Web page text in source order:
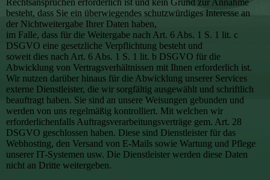
Rechtsansprüchen erforderlich ist und kein Grund zur Annahme
besteht, dass Sie ein überwiegendes schutzwürdiges Interesse an
der Nichtweitergabe Ihrer Daten haben,
im Falle, dass für die Weitergabe nach Art. 6 Abs. 1 S. 1 lit. c
DSGVO eine gesetzliche Verpflichtung besteht und
soweit dies nach Art. 6 Abs. 1 S. 1 lit. b DSGVO für die
Abwicklung von Vertragsverhältnissen mit Ihnen erforderlich ist.
Wir nutzen darüber hinaus für die Abwicklung unserer Services
externe Dienstleister, die wir sorgfältig ausgewählt und schriftlich
beauftragt haben. Sie sind an unsere Weisungen gebunden und
werden von uns regelmäßig kontrolliert. Mit welchen wir
erforderlichenfalls Auftragsverarbeitungsverträge gem. Art. 28
DSGVO geschlossen haben. Diese sind Dienstleister für das
Webhosting, den Versand von E-Mails sowie Wartung und Pflege
unserer IT-Systemen usw. Die Dienstleister werden diese Daten
nicht an Dritte weitergeben.